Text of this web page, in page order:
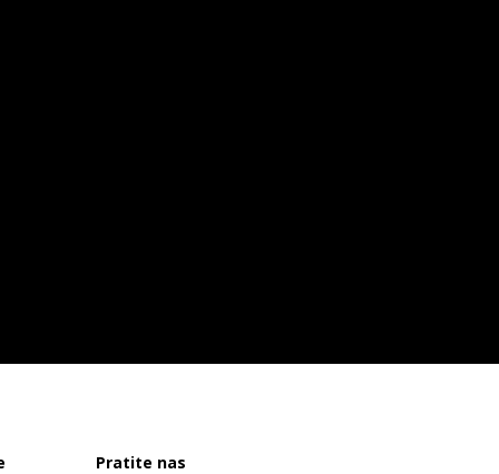
Pratite nas